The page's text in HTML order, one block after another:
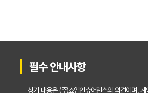
필수 안내사항
상기 내용은 (주)쇼엠인슈어런스의 의견이며,